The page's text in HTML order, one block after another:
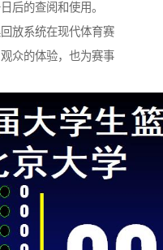
后的查阅和使用。
放系统在现代体育赛
众的体验，也为赛事